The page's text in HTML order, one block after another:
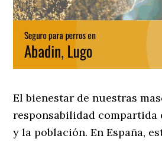
El bienestar de nuestras
responsabilidad compartida
y la población. En España,